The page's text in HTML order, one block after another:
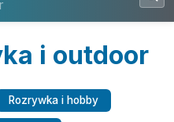
i outdoor
Rozrywka i hobby